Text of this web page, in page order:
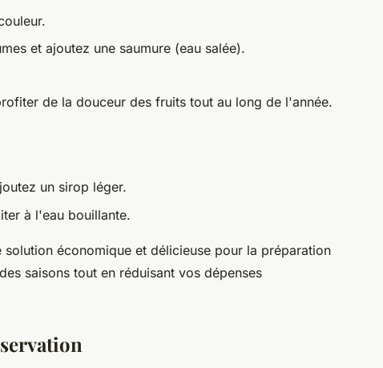
et ajoutez une saumure (eau salée).
de la douceur des fruits tout au long de l'année.
un sirop léger.
à l'eau bouillante.
solution économique et délicieuse pour la préparation
saisons tout en réduisant vos dépenses